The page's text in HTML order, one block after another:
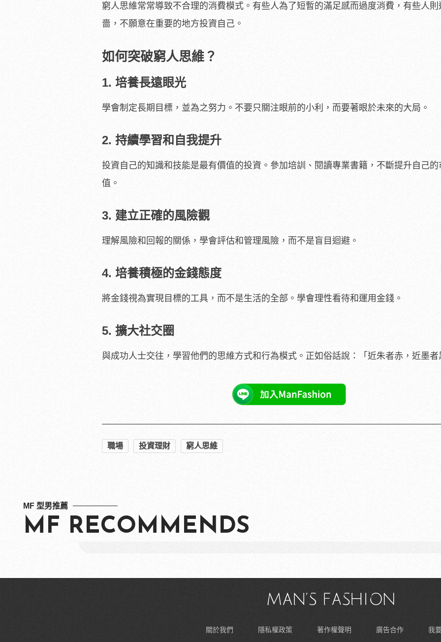
窮人思維常常導致不合理的消費模式。有些人為了短暫的滿足感而過度消費，有些人則
嗇，不願意在重要的地方投資自己。
如何突破窮人思維？
1. 培養長遠眼光
學會制定長期目標，並為之努力。不要只關注眼前的小利，而要著眼於未來的大局。
2. 持續學習和自我提升
投資自己的知識和技能是最有價值的投資。參加培訓、閱讀專業書籍，不斷提升自己的
值。
3. 建立正確的風險觀
理解風險和回報的關係，學會評估和管理風險，而不是盲目迴避。
4. 培養積極的金錢態度
將金錢視為實現目標的工具，而不是生活的全部。學會理性看待和運用金錢。
5. 擴大社交圈
與成功人士交往，學習他們的思維方式和行為模式。正如俗話說：「近朱者赤，近墨者
職場 投資理財 窮人思維
MF 型男推薦
MF RECOMMENDS
關於我們 隱私權政策 著作權聲明 廣告合作 我